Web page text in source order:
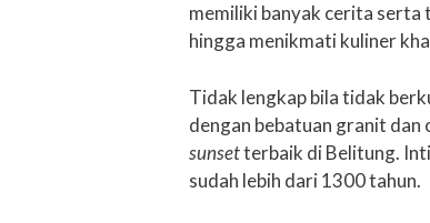
memiliki banyak cerita serta
hingga menikmati kuliner
Tidak lengkap bila tidak
dengan bebatuan granit dan
sunsetterbaik di Belitung.
sudah lebih dari 1300 tahun.